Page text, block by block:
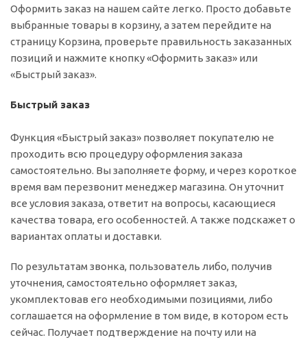
Оформить заказ на нашем сайте легко. Просто добавьте
выбранные товары в корзину, а затем перейдите на
страницу Корзина, проверьте правильность заказанных
позиций и нажмите кнопку «Оформить заказ» или
«Быстрый заказ».
Быстрый заказ
Функция «Быстрый заказ» позволяет покупателю не
проходить всю процедуру оформления заказа
самостоятельно. Вы заполняете форму, и через короткое
время вам перезвонит менеджер магазина. Он уточнит
все условия заказа, ответит на вопросы, касающиеся
качества товара, его особенностей. А также подскажет о
вариантах оплаты и доставки.
По результатам звонка, пользователь либо, получив
уточнения, самостоятельно оформляет заказ,
укомплектовав его необходимыми позициями, либо
соглашается на оформление в том виде, в котором есть
сейчас. Получает подтверждение на почту или на